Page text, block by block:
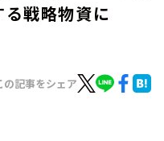
戦略物資に
の記事をシェア